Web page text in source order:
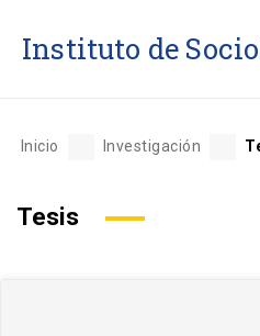
Instituto de
Inicio Investigación
Tesis